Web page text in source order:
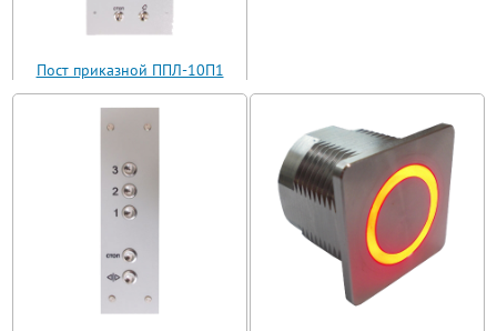
Пост приказной ППЛ-10П1
(ППЛ11-10)